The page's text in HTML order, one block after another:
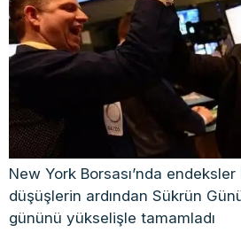
New York Borsası’nda
düşüşlerin ardından Sükrün
gününü yükselişle tamamladı